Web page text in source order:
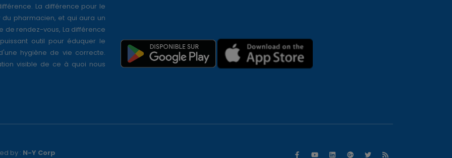
La différence pour le
pharmacien, et qui aura un
de rendez-vous, La différence
outil pour éduquer le
hygiène de vie correcte.
visible de ce à quoi nous
by : N-Y Corp